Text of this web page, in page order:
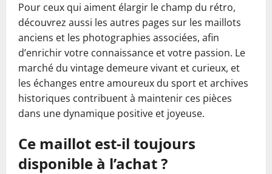
Pour ceux qui aiment élargir le champ du rétro,
découvrez aussi les autres pages sur les maillots
anciens et les photographies associées, afin
d’enrichir votre connaissance et votre passion. Le
marché du vintage demeure vivant et curieux, et
les échanges entre amoureux du sport et archives
historiques contribuent à maintenir ces pièces
dans une dynamique positive et joyeuse.
Ce maillot est-il toujours
disponible à l’achat ?